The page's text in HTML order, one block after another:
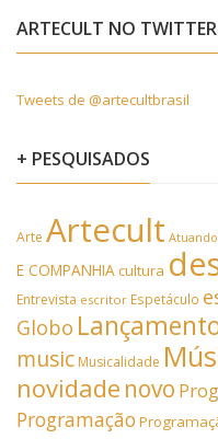
ARTECULT NO
Tweets de @artecultbrasil
+ PESQUISADOS
Arte Artecult Atuando
E COMPANHIAcultura
Entrevista escritor Espetáculo
Globo
music Musicalidade
novidade novo
Programação